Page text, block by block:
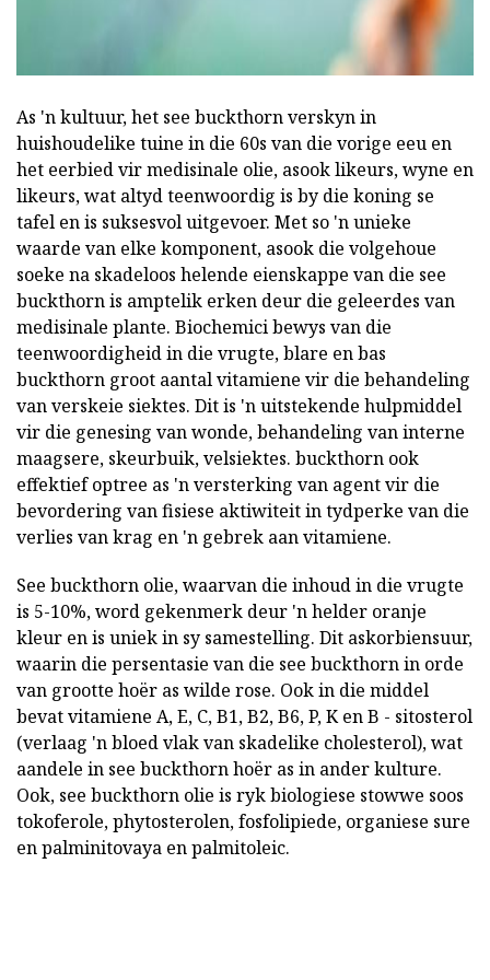
As 'n kultuur, het see buckthorn verskyn in
huishoudelike tuine in die 60s van die vorige eeu en
het eerbied vir medisinale olie, asook likeurs, wyne en
likeurs, wat altyd teenwoordig is by die koning se
tafel en is suksesvol uitgevoer. Met so 'n unieke
waarde van elke komponent, asook die volgehoue
soeke na skadeloos helende eienskappe van die see
buckthorn is amptelik erken deur die geleerdes van
medisinale plante. Biochemici bewys van die
teenwoordigheid in die vrugte, blare en bas
buckthorn groot aantal vitamiene vir die behandeling
van verskeie siektes. Dit is 'n uitstekende hulpmiddel
vir die genesing van wonde, behandeling van interne
maagsere, skeurbuik, velsiektes. buckthorn ook
effektief optree as 'n versterking van agent vir die
bevordering van fisiese aktiwiteit in tydperke van die
verlies van krag en 'n gebrek aan vitamiene.
See buckthorn olie, waarvan die inhoud in die vrugte
is 5-10%, word gekenmerk deur 'n helder oranje
kleur en is uniek in sy samestelling. Dit askorbiensuur,
waarin die persentasie van die see buckthorn in orde
van grootte hoër as wilde rose. Ook in die middel
bevat vitamiene A, E, C, B1, B2, B6, P, K en B - sitosterol
(verlaag 'n bloed vlak van skadelike cholesterol), wat
aandele in see buckthorn hoër as in ander kulture.
Ook, see buckthorn olie is ryk biologiese stowwe soos
tokoferole, phytosterolen, fosfolipiede, organiese sure
en palminitovaya en palmitoleic.